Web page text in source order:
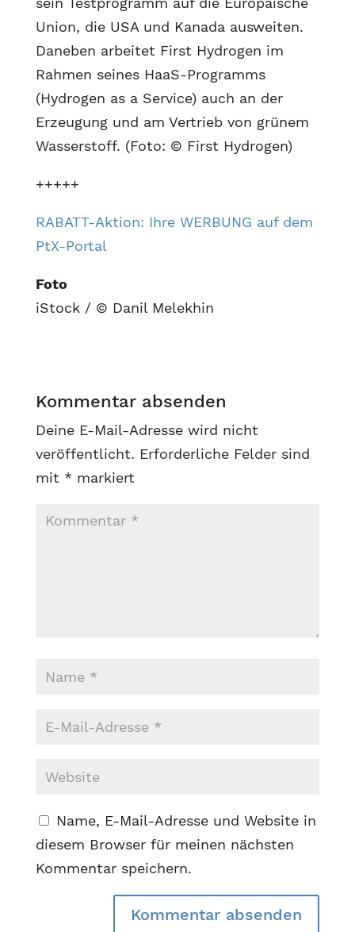
Union, die USA und Kanada ausweiten.
Daneben arbeitet First Hydrogen im
Rahmen seines HaaS-Programms
(Hydrogen as a Service) auch an der
Erzeugung und am Vertrieb von grünem
Wasserstoff. (Foto: © First Hydrogen)
+++++
RABATT-Aktion: Ihre WERBUNG auf dem
PtX-Portal
Foto
iStock / © Danil Melekhin
Kommentar absenden
Deine E-Mail-Adresse wird nicht
veröffentlicht. Erforderliche Felder sind
mit * markiert
Name, E-Mail-Adresse und Website in
diesem Browser für meinen nächsten
Kommentar speichern.